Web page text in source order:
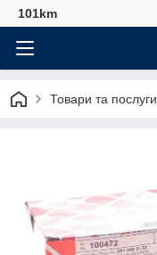
101km
Товари та послуги